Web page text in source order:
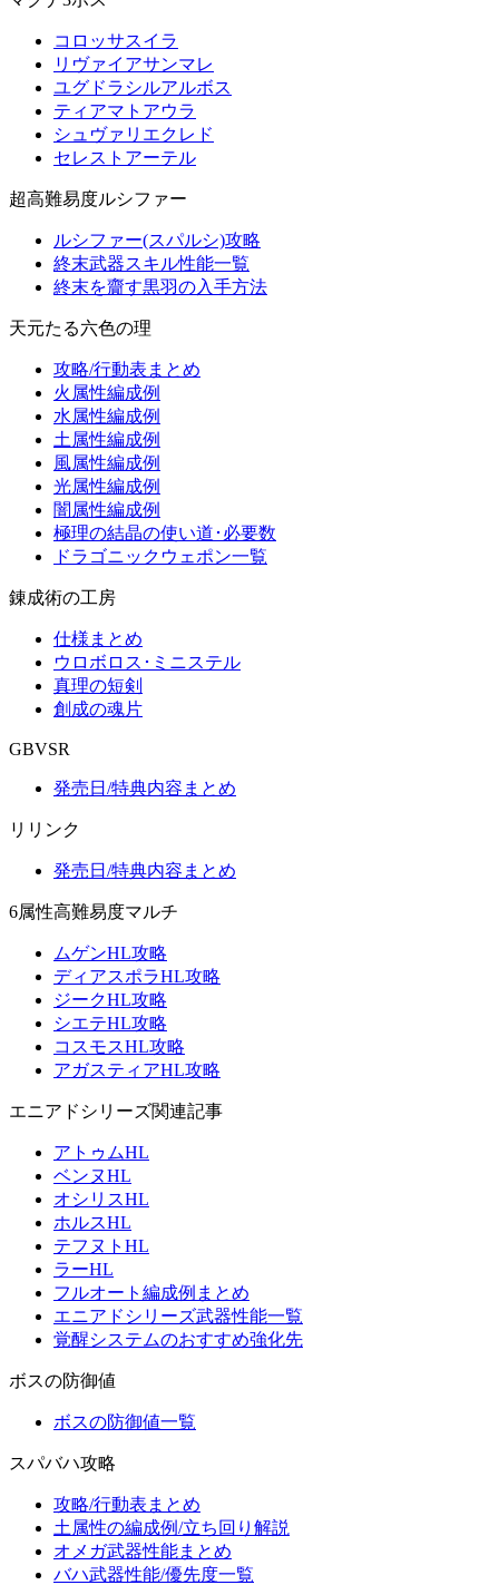
コロッサスイラ
リヴァイアサンマレ
ユグドラシルアルボス
ティアマトアウラ
シュヴァリエクレド
セレストアーテル
超高難易度ルシファー
ルシファー(スパルシ)攻略
終末武器スキル性能一覧
終末を齎す黒羽の入手方法
天元たる六色の理
攻略/行動表まとめ
火属性編成例
水属性編成例
土属性編成例
風属性編成例
光属性編成例
闇属性編成例
極理の結晶の使い道･必要数
ドラゴニックウェポン一覧
錬成術の工房
仕様まとめ
ウロボロス･ミニステル
真理の短剣
創成の魂片
GBVSR
発売日/特典内容まとめ
リリンク
発売日/特典内容まとめ
6属性高難易度マルチ
ムゲンHL攻略
ディアスポラHL攻略
ジークHL攻略
シエテHL攻略
コスモスHL攻略
アガスティアHL攻略
エニアドシリーズ関連記事
アトゥムHL
ベンヌHL
オシリスHL
ホルスHL
テフヌトHL
ラーHL
フルオート編成例まとめ
エニアドシリーズ武器性能一覧
覚醒システムのおすすめ強化先
ボスの防御値
ボスの防御値一覧
スパバハ攻略
攻略/行動表まとめ
土属性の編成例/立ち回り解説
オメガ武器性能まとめ
バハ武器性能/優先度一覧